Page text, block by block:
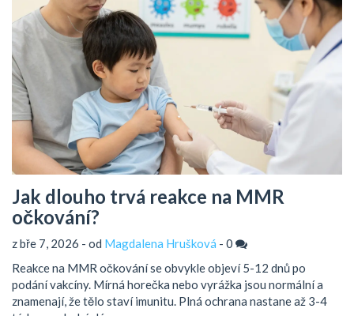
Jak dlouho trvá reakce na MMR
očkování?
z bře 7, 2026 - od Magdalena Hrušková - 0
Reakce na MMR očkování se obvykle objeví 5-12 dnů po
podání vakcíny. Mírná horečka nebo vyrážka jsou normální a
znamenají, že tělo staví imunitu. Plná ochrana nastane až 3-4